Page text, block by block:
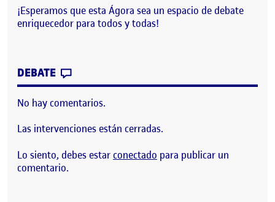
¡Esperamos que esta Ágora sea un espacio de debate
enriquecedor para todos y todas!
DEBATE
No hay comentarios.
Las intervenciones están cerradas.
Lo siento, debes estarconectado para publicar un
comentario.